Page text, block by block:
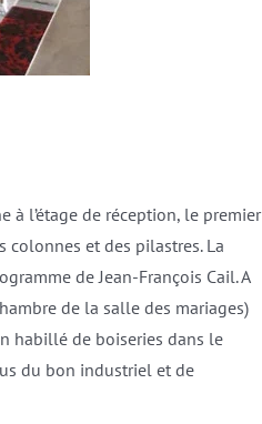
à l’étage de réception, le premier
colonnes et des pilastres. La
de Jean-François Cail. A
de la salle des mariages)
habillé de boiseries dans le
du bon industriel et de